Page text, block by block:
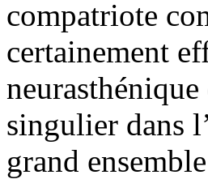
compatriote
certainement
singulier dans
grand